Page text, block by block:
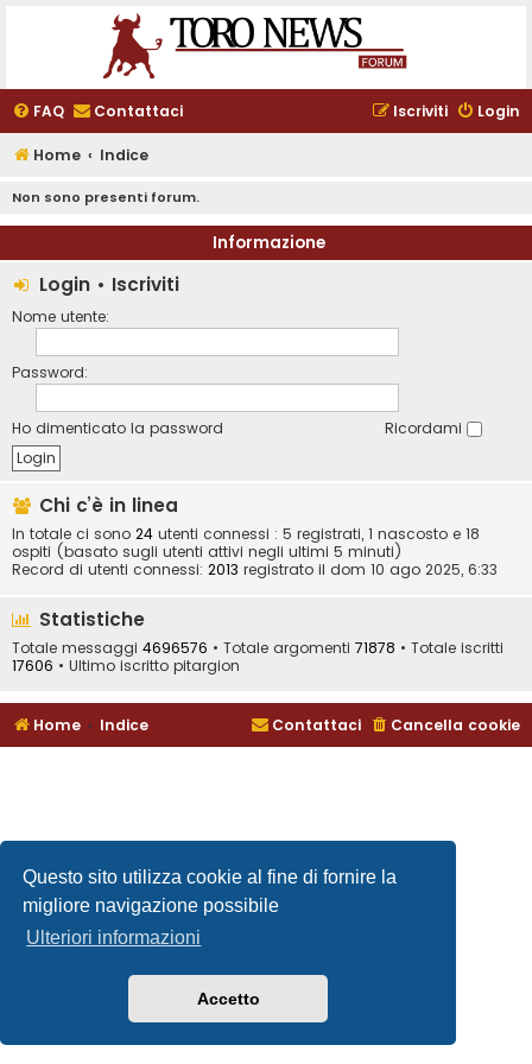
Questo sito utilizza cookie al fine di fornire la
migliore navigazione possibile
Ulteriori informazioni
Accetto
FAQ Contattaci Login
Iscriviti
Home Indice
Non sono presenti forum.
Informazione
Login • Iscriviti
Nome utente:
Password:
Ho dimenticato la password Ricordami
Chi c’è in linea
In totale ci sono 24 utenti connessi : 5 registrati, 1 nascosto e 18
ospiti (basato sugli utenti attivi negli ultimi 5 minuti)
Record di utenti connessi: 2013 registrato il dom 10 ago 2025, 6:33
Statistiche
Totale messaggi 4696576 • Totale argomenti 71878 • Totale iscritti
17606 • Ultimo iscritto pitargion
Home Indice Cancella cookie
Contattaci